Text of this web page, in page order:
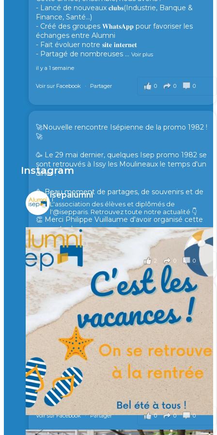
- Lancé de nouveaux 𝐜𝐥𝐮𝐛𝐬(Industrie, Banque &
Finance, Santé...)
- Créé des groupes 𝐖𝐡𝐚𝐭𝐬𝐀𝐩𝐩 pour favoriser les
échanges entre Alumni
- Fait évoluer notre 𝐬𝐢𝐭𝐞 𝐢𝐧𝐭𝐞𝐫𝐧𝐞𝐭
- Partagé de nombreuses ... Voir plus
il y a 1 semaine
0 0 0
Voir sur Facebook · Partager
🚀Nouvelle rencontre Isépienne de la promo 1982 !
🚀
🥳 Le 29 mai dernier, quelques Isep promo 1982 se
sont retrouvés à Issy les Moulineaux le temps d'un
diner !
🥳 Beau moment de partages, de souvenirs et de
rires !
👏 Merci Philippe Vuillaume d'avoir organisé cette
rencontre !
il y a 2 mois
2 0 0
Voir sur Facebook · Partager
🙏 Soutenez l’Isep via la taxe d’apprentissage 2026
et contribuons ensemble à former les générations
d’ingénieurs de demain. 🙏
Merci à tous !
🎯 Taxe d’apprentissage 2026 : avec l'Isep, investissez pour
un numérique au service de l'humain !
À l’Isep, nous formons des ingénieurs, des bachelors, des
Mastères Spécialisés, qui allient excellence technologique et
valeurs humaines, au cœur de notre pro
...Voir plus
il y a 2 mois
0 0 0
Voir sur Facebook · Partager
Instagram
isepalumni
L'association des élèves et diplômés de
l'@isepparis. Retrouvez toute notre actualité 👇